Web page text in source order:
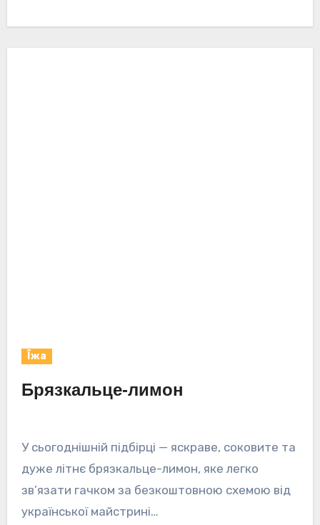
Їжа
Брязкальце-лимон
У сьогоднішній підбірці — яскраве, соковите та
дуже літнє брязкальце-лимон, яке легко
зв’язати гачком за безкоштовною схемою від
української майстрині…